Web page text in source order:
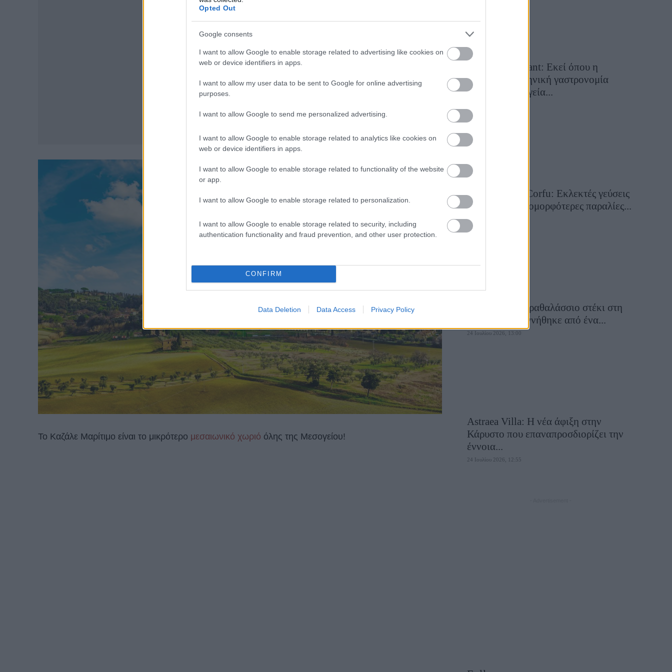
Opted Out
Google consents
I want to allow Google to enable storage related to advertising like cookies on
web or device identifiers in apps.
I want to allow my user data to be sent to Google for online advertising
purposes.
I want to allow Google to send me personalized advertising.
I want to allow Google to enable storage related to analytics like cookies on
web or device identifiers in apps.
I want to allow Google to enable storage related to functionality of the website
or app.
I want to allow Google to enable storage related to personalization.
I want to allow Google to enable storage related to security, including
authentication functionality and fraud prevention, and other user protection.
CONFIRM
Data Deletion Data Access Privacy Policy
Το Καζάλε Μαρίτιμο είναι το μικρότερο μεσαιωνικό χωριό όλης της Μεσογείου!
Cavos Restaurant: Εκεί όπου η
αυθεντική ελληνική γαστρονομία
συναντά τη μαγεία...
Aiolia Avlaki Corfu: Εκλεκτές γεύσεις
σε μία από τις ομορφότερες παραλίες...
28 Ιουλίου 2026, 10:50
Εν πλώ: Το παραθαλάσσιο στέκι στη
Λήμνο που γεννήθηκε από ένα...
24 Ιουλίου 2026, 13:00
Astraea Villa: Η νέα άφιξη στην
Κάρυστο που επαναπροσδιορίζει την
έννοια...
24 Ιουλίου 2026, 12:55